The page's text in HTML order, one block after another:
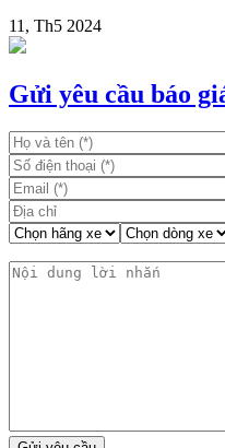
11, Th5 2024
Gửi yêu cầu báo